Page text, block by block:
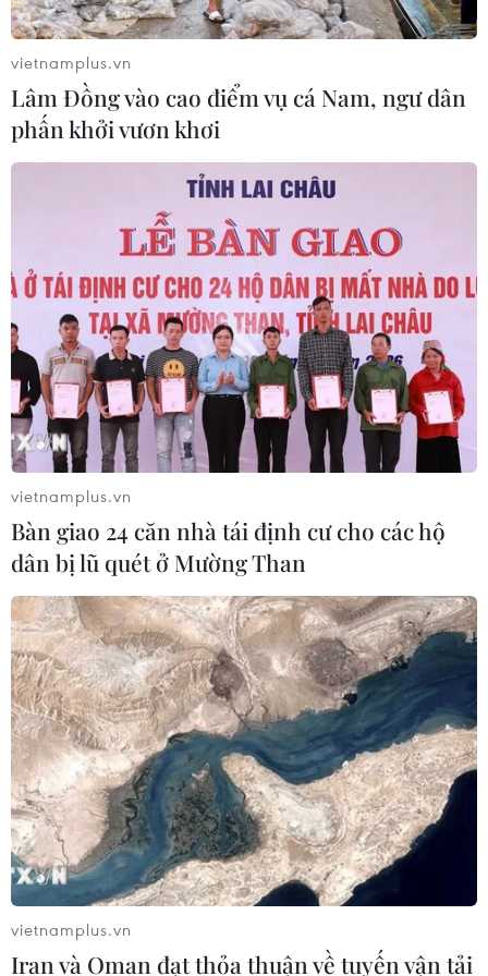
thường trực nỗi lo bờ sông 'nuốt' đất
06/08/2026 05:14
Mưa dông khiến hàng chục
chuyến bay tới Nội Bài không thể hạ
Cảnh báo lũ quét, sạt lở đất ở 8 tỉnh
khu vực Bắc Bộ và Thanh Hóa
06/08/2026 03:47
Mưa lớn kéo dài gây thiệt hại khoảng
15 tỷ đồng tại Tuyên Quang
06/08/2026 03:03
Quảng Trị ưu tiên đầu tư hoàn thiện
hệ thống xử lý nước thải cụm công
nghiệp
06/08/2026 03:03
Pháp mở các điểm tắm sông
phục vụ người dân trong mùa Hè
nắng nóng
06/08/2026 03:02
Thành phố Hồ Chí Minh triển khai 8
dự án trạm trung chuyển rác công
vietnamplus.vn
Lâm Đồng vào cao điểm vụ cá Nam, ngư dân
phấn khởi vươn khơi
vietnamplus.vn
Bàn giao 24 căn nhà tái định cư cho các hộ
dân bị lũ quét ở Mường Than
vietnamplus.vn
Iran và Oman đạt thỏa thuận về tuyến vận tải